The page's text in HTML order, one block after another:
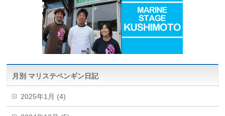
月別 マリステペンギン日記
2025年1月 (4)